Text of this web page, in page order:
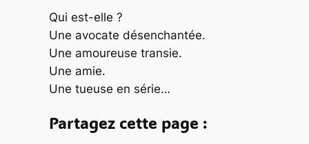
Qui est-elle ?
Une avocate désenchantée.
Une amoureuse transie.
Une amie.
Une tueuse en série…
Partagez cette page :